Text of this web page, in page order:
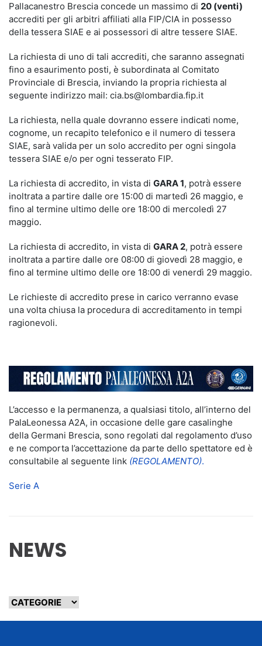
Pallacanestro Brescia concede un massimo di 20 (venti)
accrediti per gli arbitri affiliati alla FIP/CIA in possesso
della tessera SIAE e ai possessori di altre tessere SIAE.
La richiesta di uno di tali accrediti, che saranno assegnati
fino a esaurimento posti, è subordinata al Comitato
Provinciale di Brescia, inviando la propria richiesta al
seguente indirizzo mail: cia.bs@lombardia.fip.it
La richiesta, nella quale dovranno essere indicati nome,
cognome, un recapito telefonico e il numero di tessera
SIAE, sarà valida per un solo accredito per ogni singola
tessera SIAE e/o per ogni tesserato FIP.
La richiesta di accredito, in vista di GARA 1, potrà essere
inoltrata a partire dalle ore 15:00 di martedì 26 maggio, e
fino al termine ultimo delle ore 18:00 di mercoledì 27
maggio.
La richiesta di accredito, in vista di GARA 2, potrà essere
inoltrata a partire dalle ore 08:00 di giovedì 28 maggio, e
fino al termine ultimo delle ore 18:00 di venerdì 29 maggio.
Le richieste di accredito prese in carico verranno evase
una volta chiusa la procedura di accreditamento in tempi
ragionevoli.
L’accesso e la permanenza, a qualsiasi titolo, all’interno del
PalaLeonessa A2A, in occasione delle gare casalinghe
della Germani Brescia, sono regolati dal regolamento d’uso
e ne comporta l’accettazione da parte dello spettatore ed è
consultabile al seguente link (REGOLAMENTO).
Serie A
NEWS